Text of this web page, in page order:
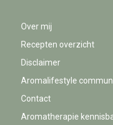
Over mij
Recepten overzicht
Disclaimer
Aromalifestyle
Contact
Aromatherapie